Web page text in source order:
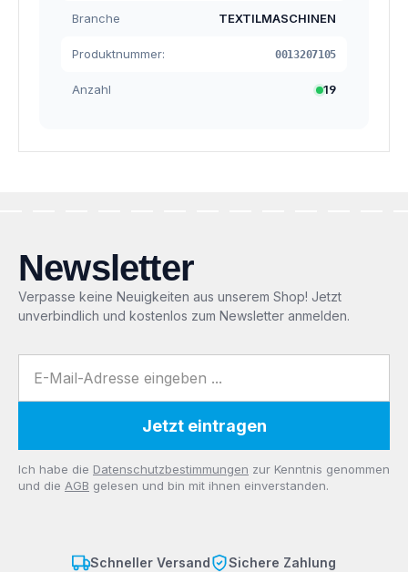
Branche TEXTILMASCHINEN
Produktnummer: 0013207105
Anzahl 19
Newsletter
Verpasse keine Neuigkeiten aus unserem Shop! Jetzt
unverbindlich und kostenlos zum Newsletter anmelden.
Jetzt eintragen
Datenschutz
Ich habe die Datenschutzbestimmungen zur Kenntnis genommen
und die AGB gelesen und bin mit ihnen einverstanden.
Schneller Versand
Sichere Zahlung